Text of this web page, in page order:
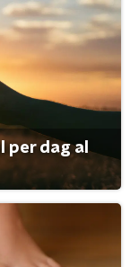
per dag al